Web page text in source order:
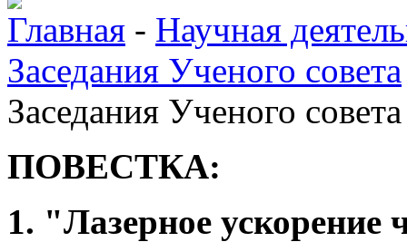
Главная - Научная
Заседания Ученого совета
Заседания Ученого
ПОВЕСТКА:
"Лазерное